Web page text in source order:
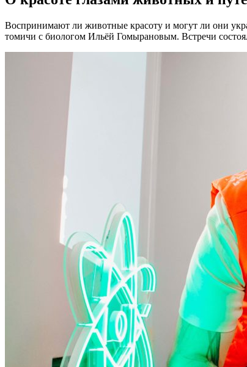
Воспринимают ли животные красоту и могут ли они
томичи с биологом Ильёй Гомырановым. Встречи